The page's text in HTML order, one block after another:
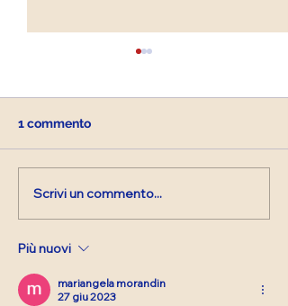
Diretta Radiofonica di
Lunedì 22 Maggio 2023
1 commento
Scrivi un commento...
Più nuovi
mariangela morandin
27 giu 2023